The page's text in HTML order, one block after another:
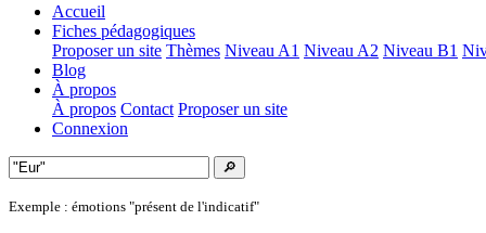
Accueil
Fiches pédagogiques
Proposer un site Thèmes Niveau A1 Niveau A2 Niveau B1
Blog
À propos
À propos Contact Proposer un site
Connexion
🔎
Exemple : émotions "présent de l'indicatif"